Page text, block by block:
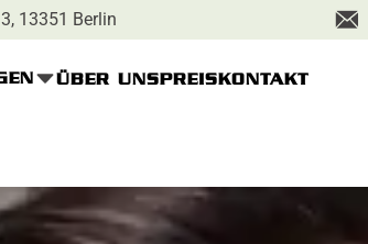
13351 Berlin
ÜBER UNSPREISKONTAKT